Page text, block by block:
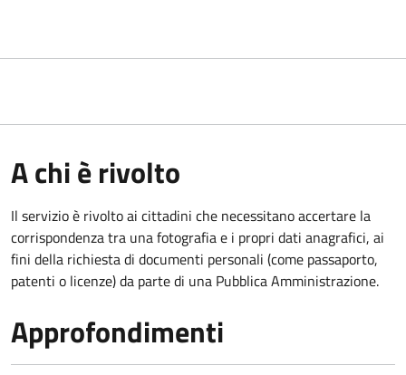
A chi è rivolto
Il servizio è rivolto ai cittadini che necessitano accertare la
corrispondenza tra una fotografia e i propri dati anagrafici, ai
fini della richiesta di documenti personali (come passaporto,
patenti o licenze) da parte di una Pubblica Amministrazione.
Approfondimenti